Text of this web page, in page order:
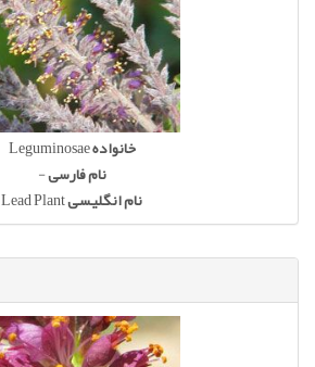
خانوادهLeguminosae
نام فارسی-
نام انگلیسیLead Plant